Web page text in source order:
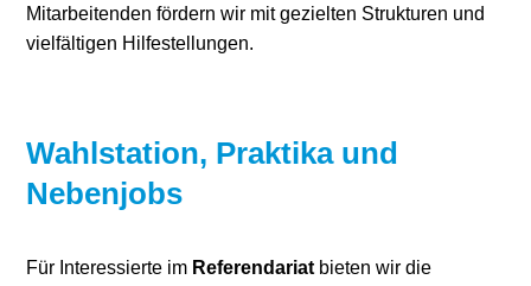
Mitarbeitenden fördern wir mit gezielten Strukturen und
vielfältigen Hilfestellungen.
Wahlstation, Praktika und
Nebenjobs
Für Interessierte im Referendariat bieten wir die